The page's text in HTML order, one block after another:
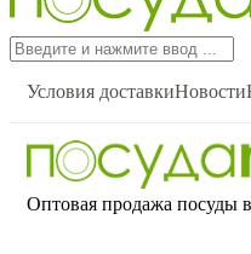
Условия доставкиНовости
Оптовая продажа посуды